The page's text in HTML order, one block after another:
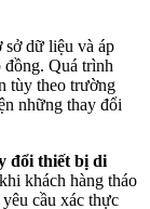
sở dữ liệu và áp
đồng. Quá trình
tùy theo trường
những thay đổi
đổi thiết bị di
khách hàng tháo
cầu xác thực